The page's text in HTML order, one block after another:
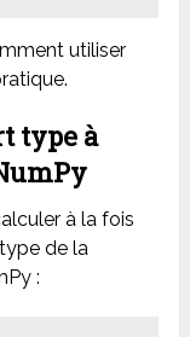
utiliser
type à
à la fois
type de la
: